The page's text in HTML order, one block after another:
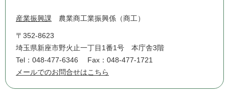
産業振興課 農業商工業振興係（商工）
〒352-8623
埼玉県新座市野火止一丁目1番1号 本庁舎3階
Tel：048-477-6346
Fax：048-477-1721
メールでのお問合せはこちら